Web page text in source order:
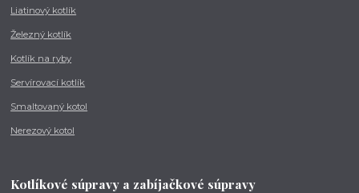
Liatinový kotlík
Železný kotlík
Kotlík na ryby
Servírovací kotlík
Smaltovaný kotol
Nerezový kotol
Kotlíkové súpravy a zabíjačkové súpravy